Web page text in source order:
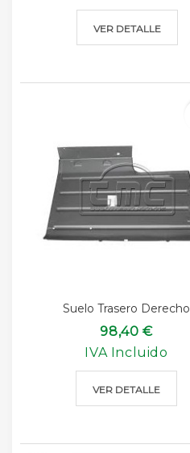
VER DETALLE
Suelo Trasero Derecho
98,40 €
IVA Incluido
VER DETALLE